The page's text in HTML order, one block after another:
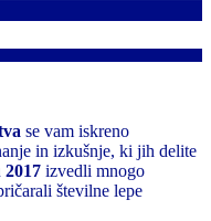
se vam iskreno
in izkušnje, ki jih delite
2017 izvedli mnogo
številne lepe